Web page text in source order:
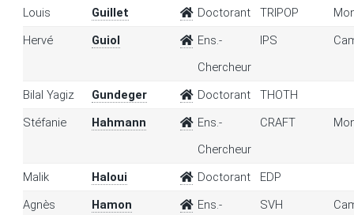
Louis Guillet Doctorant TRIPOP
Hervé
Guiol
Ens.-
Chercheur
IPS
Bilal Yagiz Gundeger Doctorant
THOTH
Stéfanie
Hahmann
Ens.-
Chercheur
CRAFT
Malik Haloui Doctorant
EDP
Agnès
Hamon
Ens.-
SVH